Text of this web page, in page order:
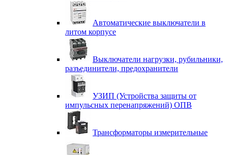
Автоматические выключатели в
литом корпусе
Выключатели нагрузки, рубильники,
разъединители, предохранители
УЗИП (Устройства защиты от
импульсных перенапряжений) ОПВ
Трансформаторы измерительные